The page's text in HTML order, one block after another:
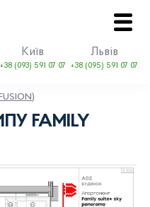
Львів
+38 (095) 591 07 07
Київ
+38 (093) 591 07 07
FAMILY